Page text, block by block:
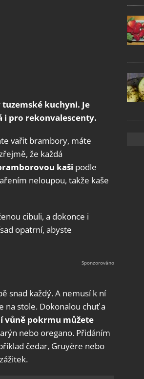
kuchyni. Je
i pro rekonvalescenty.
vařit brambory, máte
že každá
kaši podle
neloupou, takže kaše
cibuli, a dokonce i
opatrní, abyste
snad každý. A nemusí k ní
na stole. Dokonalou chuť a
vůně pokrmu můžete
nebo oregano. Přidáním
čedar, Gruyère nebo